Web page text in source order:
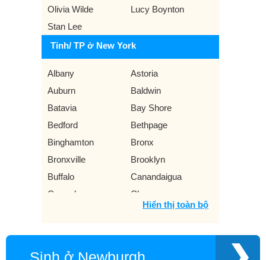
Olivia Wilde
Lucy Boynton
Stan Lee
Tỉnh/ TP ở New York
Albany
Astoria
Auburn
Baldwin
Batavia
Bay Shore
Bedford
Bethpage
Binghamton
Bronx
Bronxville
Brooklyn
Buffalo
Canandaigua
Carmel
Chappaqua
East Meadow
Hiển thị toàn bộ